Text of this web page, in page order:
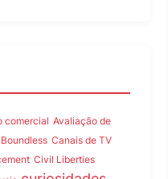
comercial Avaliação de
Boundless Canais de TV
Civil Liberties